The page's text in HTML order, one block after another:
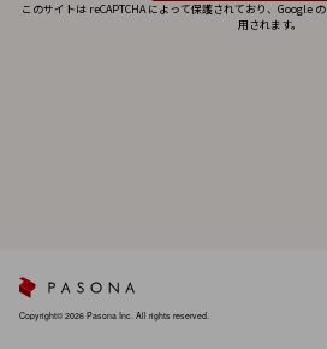
このサイトは reCAPTCHA によって保護されており、Google の
用されます。
Copyright© 2026 Pasona Inc. All rights reserved.